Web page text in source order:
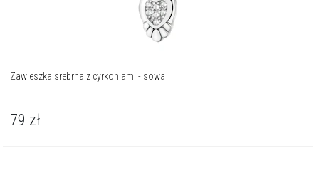
Zawieszka srebrna z cyrkoniami - sowa
79 zł